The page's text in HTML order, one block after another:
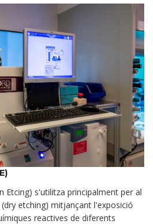
Etcing) s'utilitza principalment per al
etching) mitjançant l'exposició
reactives de diferents